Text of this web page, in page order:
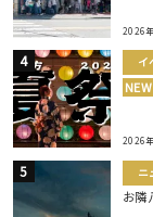
2026
イ
NEW
2026
ニ
お隣